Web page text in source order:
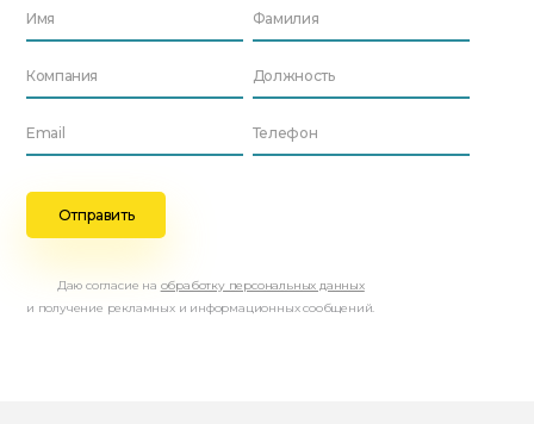
Даю согласие на обработку персональных данных
и получение рекламных и информационных сообщений.